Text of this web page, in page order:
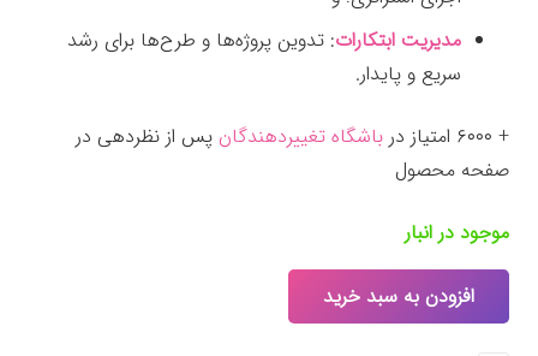
مدیریت ابتکارات: تدوین پروژه‌ها و طرح‌ها برای رشد
سریع و پایدار.
+ ۶۰۰۰ امتیاز در باشگاه تغییردهندگان پس از نظردهی در
صفحه محصول
موجود در انبار
جعبهافزودن به سبد خرید